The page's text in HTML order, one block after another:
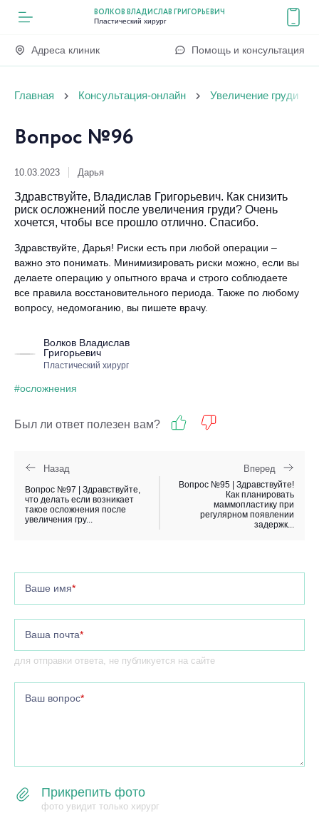
ВОЛКОВ ВЛАДИСЛАВ ГРИГОРЬЕВИЧ
Пластический хирург
Адреса клиник Помощь и консультация
Главная Консультация-онлайн Увеличение груди
Вопрос №96
10.03.2023 Дарья
Здравствуйте, Владислав Григорьевич. Как снизить
риск осложнений после увеличения груди? Очень
хочется, чтобы все прошло отлично. Спасибо.
Здравствуйте, Дарья! Риски есть при любой операции –
важно это понимать. Минимизировать риски можно, если вы
делаете операцию у опытного врача и строго соблюдаете
все правила восстановительного периода. Также по любому
вопросу, недомоганию, вы пишете врачу.
Волков Владислав
Григорьевич
Пластический хирург
#осложнения
Был ли ответ полезен вам?
Назад
Вопрос №97 | Здравствуйте,
что делать если возникает
такое осложнения после
увеличения гру...
Вперед
Вопрос №95 | Здравствуйте!
Как планировать
маммопластику при
регулярном появлении
задержк...
Ваше имя*
Ваша почта*
для отправки ответа, не публикуется на сайте
Ваш вопрос*
Прикрепить фото
фото увидит только хирург